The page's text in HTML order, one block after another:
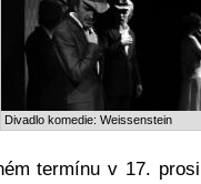
Divadlo komedie: Weissenstein
termínu v 17.